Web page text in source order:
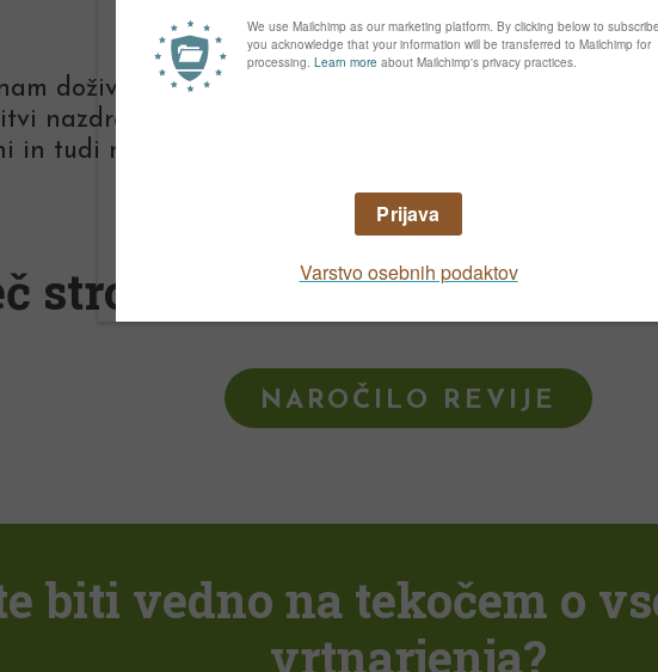
doživeto in čuteče zaigrale na klavir, violino in
nazdravili odlični vrtnarski letini in si zaželeli
in tudi na oko mikavni pogostitvi smo še prijazno
strokovnih vsebin
NAROČILO REVIJE
biti vedno na tekočem o
vrtnarjenja?